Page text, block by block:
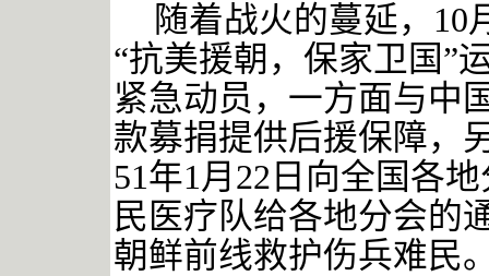
随着战火的蔓延， 10
“抗美援朝，保家卫国”
紧急动员，一方面与中
款募捐提供后援保障，
51年1月22日向全国各
民医疗队给各地分会的
朝鲜前线救护伤兵难民